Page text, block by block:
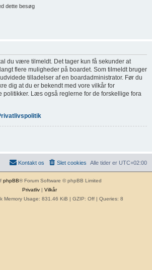
dette besøg
du være tilmeldt. Det tager kun få sekunder at
flere muligheder på boardet. Som tilmeldt bruger
tilladelser af en boardadministrator. Før du
dig at du er bekendt med vore vilkår for
politikker. Læs også reglerne for de forskellige fora
Alle tider er UTC+02:00
Slet cookies
Kontakt os
phpBB® Forum Software © phpBB Limited
Privatliv| Vilkår
Memory Usage: 831.46 KiB | GZIP: Off | Queries: 8